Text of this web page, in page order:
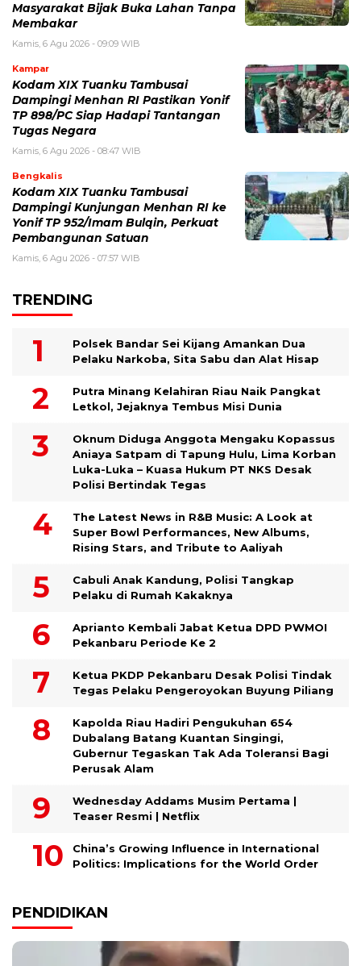
Masyarakat Bijak Buka Lahan Tanpa
Membakar
Kamis, 6 Agu 2026 - 09:09 WIB
Kampar
Kodam XIX Tuanku Tambusai
Dampingi Menhan RI Pastikan Yonif
TP 898/PC Siap Hadapi Tantangan
Tugas Negara
Kamis, 6 Agu 2026 - 08:47 WIB
Bengkalis
Kodam XIX Tuanku Tambusai
Dampingi Kunjungan Menhan RI ke
Yonif TP 952/Imam Bulqin, Perkuat
Pembangunan Satuan
Kamis, 6 Agu 2026 - 07:57 WIB
TRENDING
Polsek Bandar Sei Kijang Amankan Dua
Pelaku Narkoba, Sita Sabu dan Alat Hisap
Putra Minang Kelahiran Riau Naik Pangkat
Letkol, Jejaknya Tembus Misi Dunia
Oknum Diduga Anggota Mengaku Kopassus
Aniaya Satpam di Tapung Hulu, Lima Korban
Luka-Luka – Kuasa Hukum PT NKS Desak
Polisi Bertindak Tegas
The Latest News in R&B Music: A Look at
Super Bowl Performances, New Albums,
Rising Stars, and Tribute to Aaliyah
Cabuli Anak Kandung, Polisi Tangkap
Pelaku di Rumah Kakaknya
Aprianto Kembali Jabat Ketua DPD PWMOI
Pekanbaru Periode Ke 2
Ketua PKDP Pekanbaru Desak Polisi Tindak
Tegas Pelaku Pengeroyokan Buyung Piliang
Kapolda Riau Hadiri Pengukuhan 654
Dubalang Batang Kuantan Singingi,
Gubernur Tegaskan Tak Ada Toleransi Bagi
Perusak Alam
Wednesday Addams Musim Pertama |
Teaser Resmi | Netflix
China’s Growing Influence in International
Politics: Implications for the World Order
PENDIDIKAN